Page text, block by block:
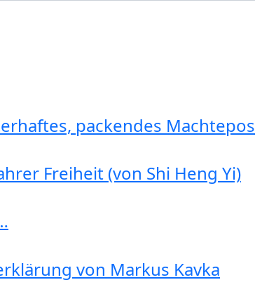
packendes Machtepos
Freiheit (von Shi Heng Yi)
von Markus Kavka